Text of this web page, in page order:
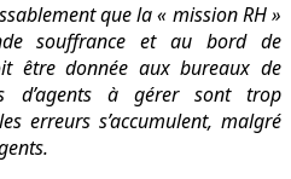
que la « mission RH »
souffrance et au bord de
être donnée aux bureaux de
d’agents à gérer sont trop
erreurs s’accumulent, malgré